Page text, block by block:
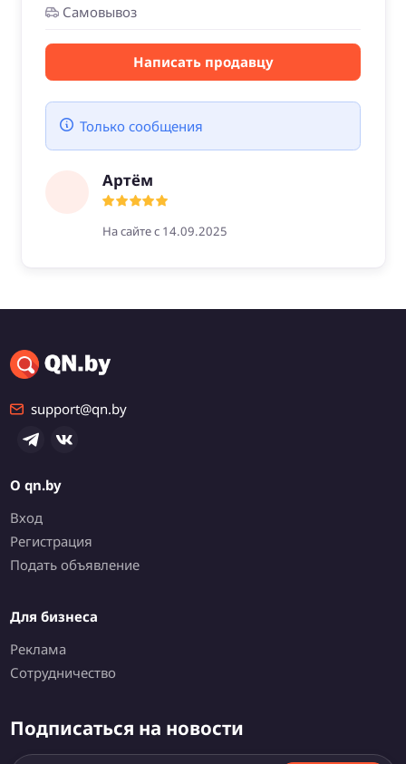
Самовывоз
Написать продавцу
Только сообщения
Артём
На сайте с 14.09.2025
support@qn.by
О qn.by
Вход
Регистрация
Подать объявление
Для бизнеса
Реклама
Сотрудничество
Подписаться на новости